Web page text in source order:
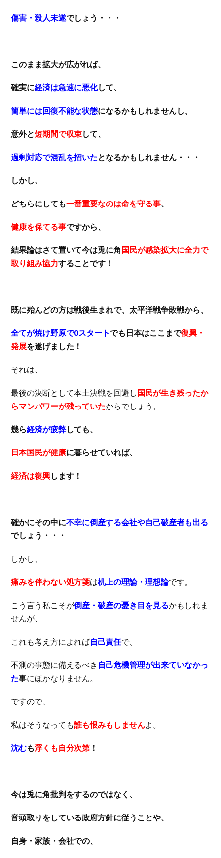
傷害・殺人未遂でしょう・・・
このまま拡大が広がれば、
確実に経済は急速に悪化して、
簡単には回復不能な状態になるかもしれませんし、
意外と短期間で収束して、
過剰対応で混乱を招いたとなるかもしれません・・・
しかし、
どちらにしても一番重要なのは命を守る事、
健康を保てる事ですから、
結果論はさて置いて今は兎に角 国民が感染拡大に全力で
取り組み協力することです！
既に殆んどの方は戦後生まれで、太平洋戦争敗戦から、
全てが焼け野原で0スタートでも日本はここまで復興・
発展を遂げました！
それは、
最後の決断として本土決戦を回避し 国民が生き残ったか
らマンパワーが残っていたからでしょう。
幾ら経済が疲弊しても、
日本国民が健康に暮らせていれば、
経済は復興します！
確かにその中に不幸に倒産する会社や自己破産者も出る
でしょう・・・
しかし、
痛みを伴わない処方箋は机上の理論・理想論です。
こう言う私こそが倒産・破産の憂き目を見るかもしれま
せんが、
これも考え方によれば自己責任で、
不測の事態に備えるべき 自己危機管理が出来ていなかっ
た事にほかなりません。
ですので、
私はそうなっても誰も恨みもしませんよ。
沈むも浮くも自分次第 ！
今は兎に角批判をするのではなく、
音頭取りをしている政府方針に従うことや、
自身・家族・会社での、